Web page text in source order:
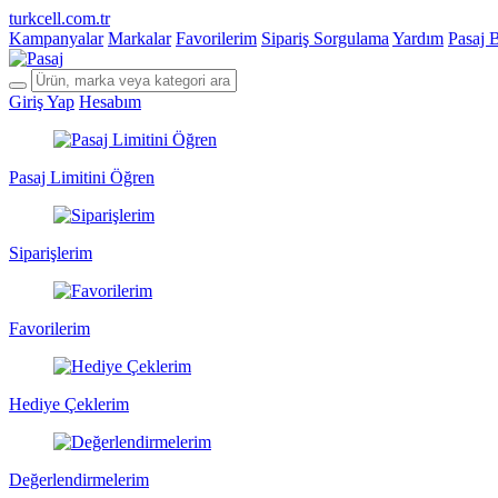
turkcell.com.tr
Kampanyalar Markalar Favorilerim Sipariş Sorgulama Yardım Pasaj
Giriş Yap Hesabım
Pasaj Limitini Öğren
Siparişlerim
Favorilerim
Hediye Çeklerim
Değerlendirmelerim